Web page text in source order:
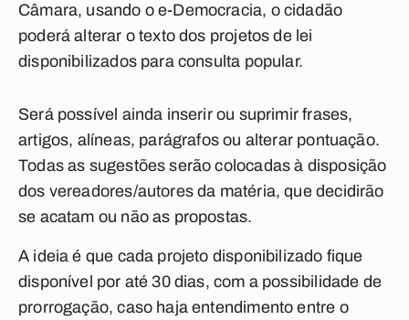
Câmara, usando o e-Democracia, o cidadão
poderá alterar o texto dos projetos de lei
disponibilizados para consulta popular.
Será possível ainda inserir ou suprimir frases,
artigos, alíneas, parágrafos ou alterar pontuação.
Todas as sugestões serão colocadas à disposição
dos vereadores/autores da matéria, que decidirão
se acatam ou não as propostas.
A ideia é que cada projeto disponibilizado fique
disponível por até 30 dias, com a possibilidade de
prorrogação, caso haja entendimento entre o